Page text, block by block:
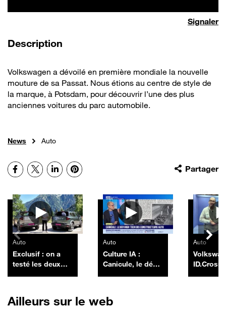
Signaler
Description
Volkswagen a dévoilé en première mondiale la nouvelle
mouture de sa Passat. Nous étions au centre de style de
la marque, à Potsdam, pour découvrir l’une des plus
anciennes voitures du parc automobile.
News Auto
Partager
Facebook
X LinkedInPinterest
Autres vidéos
Auto
Exclusif : on a
testé les deux
Auto
Culture IA :
Canicule, le défi
Morel - 10/07
Auto
ID.Cross
Ailleurs sur le web